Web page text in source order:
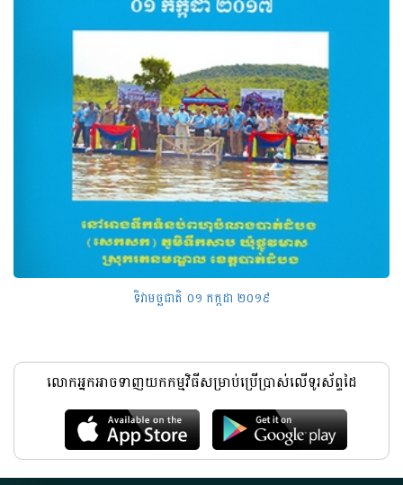
ទិវាមច្ឆជាតិ ០១ កក្កដា ២០១៩
លោកអ្នកអាចទាញយកកម្មវិធីសម្រាប់ប្រើប្រាស់លើទូរស័ព្ទដៃ